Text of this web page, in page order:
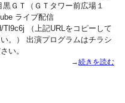
黒ＧＴ（ＧＴタワー前広場１
ライブ配信
Tl9c6j （上記URLをコピーして
。） 出演プログラムはチラシ
い。
→続きを読む